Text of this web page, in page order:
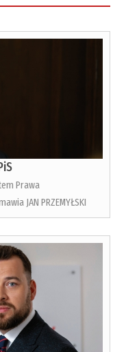
Prawa
JAN PRZEMYŁSKI